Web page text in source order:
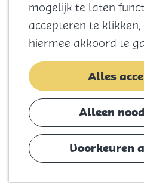
mogelijk te laten
accepteren te klikken,
hiermee akkoord te
Alles
Alleen
Voorkeuren